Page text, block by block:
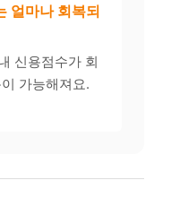
얼마나 회복되
신용점수가 회
가능해져요.